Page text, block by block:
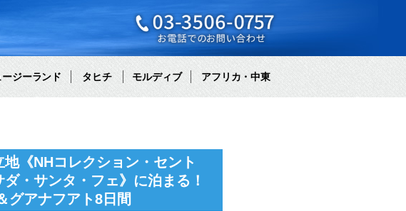
ージーランド タヒチ モルディブ アフリカ・中東
《NHコレクション・セント
・サンタ・フェ》に泊まる！
グアナフアト8日間